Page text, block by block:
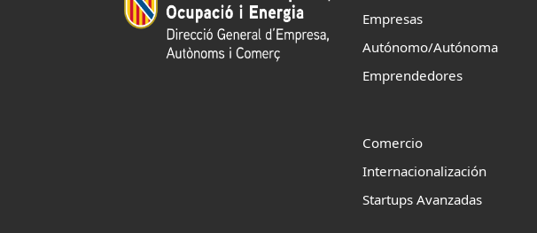
Empresas
Autónomo/Autónoma
Emprendedores
Comercio
Internacionalización
Startups Avanzadas